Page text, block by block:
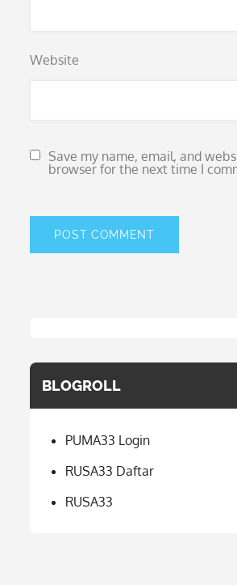
Website
Save my name, email, and
browser for the next time I
BLOGROLL
PUMA33 Login
RUSA33 Daftar
RUSA33